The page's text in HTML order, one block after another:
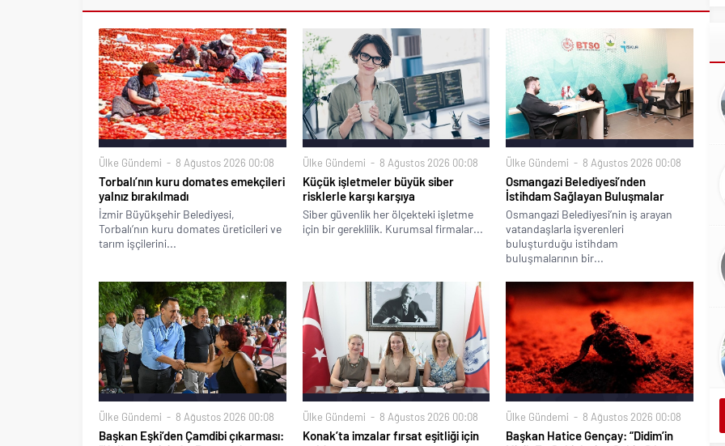
Ülke Gündemi 8 Ağustos 2026 00:08
Torbalı’nın kuru domates emekçileri
yalnız bırakılmadı
İzmir Büyükşehir Belediyesi,
Torbalı’nın kuru domates üreticileri ve
tarım işçilerini...
Ülke Gündemi 8 Ağustos 2026 00:08
Küçük işletmeler büyük siber
risklerle karşı karşıya
Siber güvenlik her ölçekteki işletme
için bir gereklilik. Kurumsal firmalar...
Ülke Gündemi 8 Ağustos 2026 00:08
Osmangazi Belediyesi’nden
İstihdam Sağlayan Buluşmalar
Osmangazi Belediyesi’nin iş arayan
vatandaşlarla işverenleri
buluşturduğu istihdam
buluşmalarının bir...
Ülke Gündemi 8 Ağustos 2026 00:08
Başkan Eşki’den Çamdibi çıkarması:
Ülke Gündemi 8 Ağustos 2026 00:08
Konak’ta imzalar fırsat eşitliği için
Ülke Gündemi 8 Ağustos 2026 00:08
Başkan Hatice Gençay: “Didim’in